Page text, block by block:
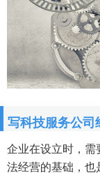
写科技服务公司
企业在设立时，需
法经营的基础，也